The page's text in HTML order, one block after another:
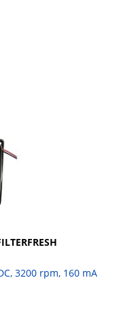
3200 rpm, 160 mA